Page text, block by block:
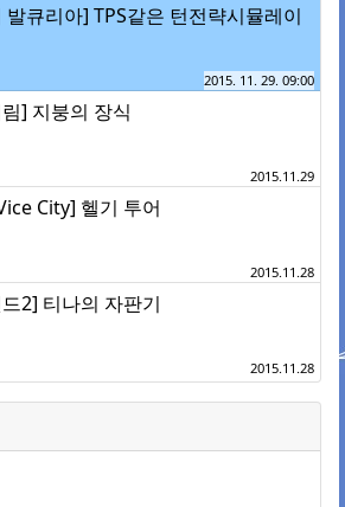
발큐리아] TPS같은 턴전략시뮬레이
2015. 11. 29. 09:00
] 지붕의 장식
2015.11.29
City] 헬기 투어
2015.11.28
2] 티나의 자판기
2015.11.28